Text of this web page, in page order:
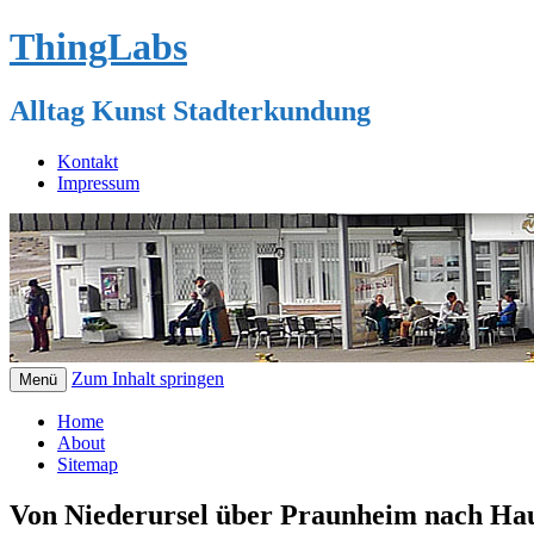
ThingLabs
Alltag Kunst Stadterkundung
Kontakt
Impressum
Menü Zum Inhalt springen
Home
About
Sitemap
Von Niederursel über Praunheim nach